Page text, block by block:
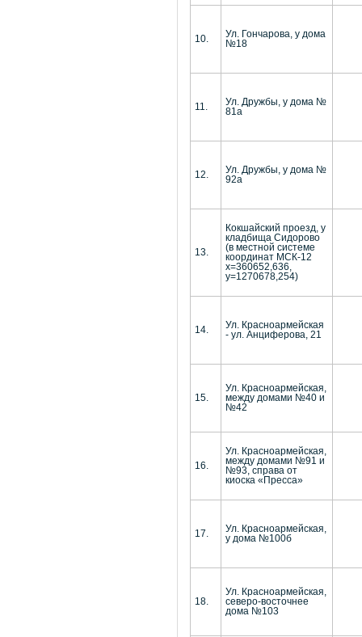
10.
Ул. Гончарова, у дома
№18
11.
Ул. Дружбы, у дома №
81а
12.
Ул. Дружбы, у дома №
92а
13.
Кокшайский проезд, у
кладбища Сидорово
(в местной системе
координат МСК-12
х=360652,636,
у=1270678,254)
14.
Ул. Красноармейская
- ул. Анциферова, 21
15.
Ул. Красноармейская,
между домами №40 и
№42
16.
Ул. Красноармейская,
между домами №91 и
№93, справа от
киоска «Пресса»
17.
Ул. Красноармейская,
у дома №100б
18.
Ул. Красноармейская,
северо-восточнее
дома №103